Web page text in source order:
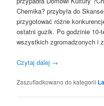
Chemika? przybyła do
przygotować różne
ostatni guzik. Po godzinie 10-
wszystkich zgromadzonych i
Czytaj dalej →
Zaszufladkowano do kategorii